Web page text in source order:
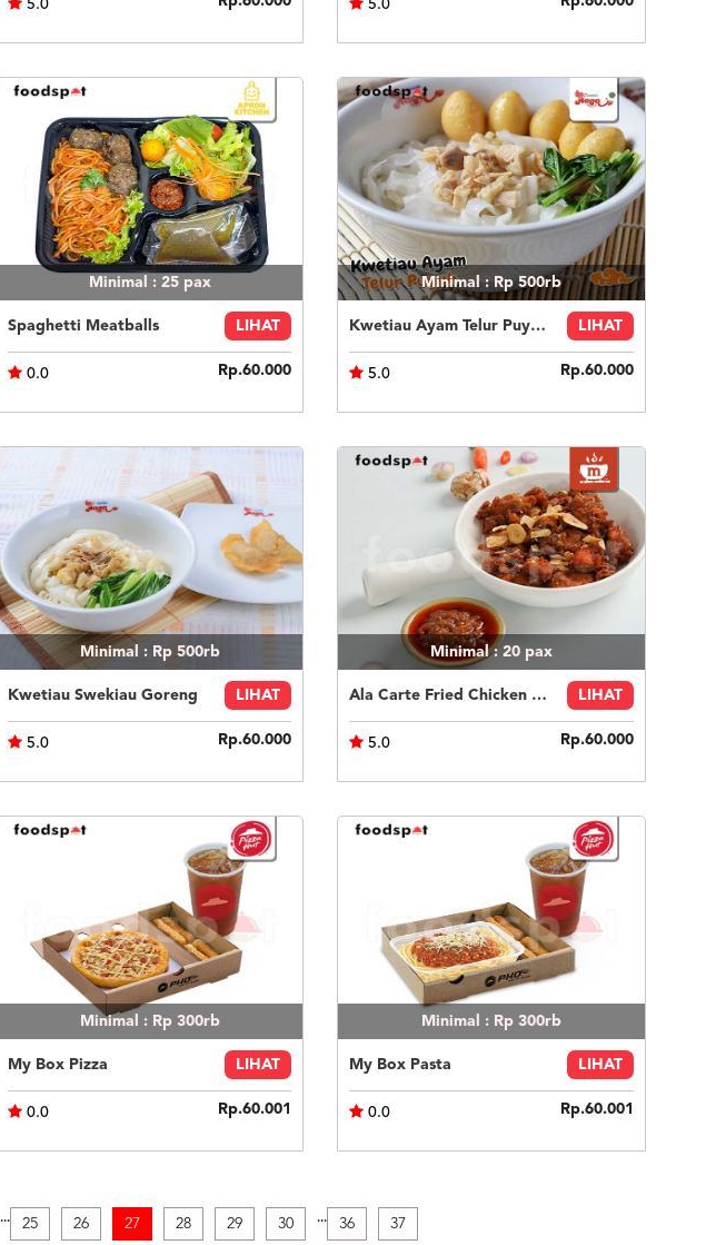
5.0 5.0
Minimal : 25 pax
Spaghetti Meatballs LIHAT
0.0 Rp.60.000
Minimal : Rp 500rb
Kwetiau Ayam Telur Puyuh LIHAT
5.0 Rp.60.000
Minimal : Rp 500rb
Kwetiau Swekiau Goreng LIHAT
5.0 Rp.60.000
Minimal : 20 pax
Ala Carte Fried Chicken With Sambal Korek LIHAT
5.0 Rp.60.000
Minimal : Rp 300rb
My Box Pizza LIHAT
0.0 Rp.60.001
Minimal : Rp 300rb
My Box Pasta LIHAT
0.0 Rp.60.001
... 25 26 27 28 29 30 ... 36 37